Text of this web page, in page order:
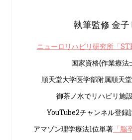
執筆監修 金子
ニューロリハビリ研究所「
国家資格(作業療法
順天堂大学医学部附属順天
御茶ノ水でリハビリ施
YouTube2チャンネル登録
アマゾン理学療法1位単著 「脳